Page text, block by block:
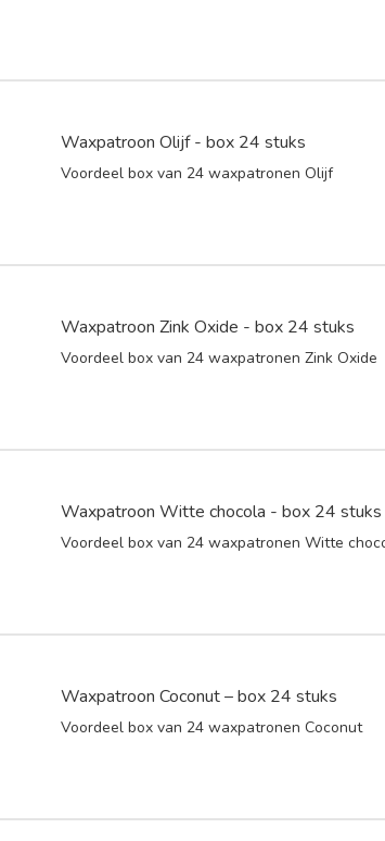
Waxpatroon Olijf - box 24 stuks
Voordeel box van 24 waxpatronen Olijf
Waxpatroon Zink Oxide - box 24 stuks
Voordeel box van 24 waxpatronen Zink Oxide
Waxpatroon Witte chocola - box 24 stuks
Voordeel box van 24 waxpatronen Witte
Waxpatroon Coconut – box 24 stuks
Voordeel box van 24 waxpatronen Coconut